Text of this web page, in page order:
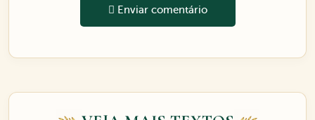
Enviar comentário